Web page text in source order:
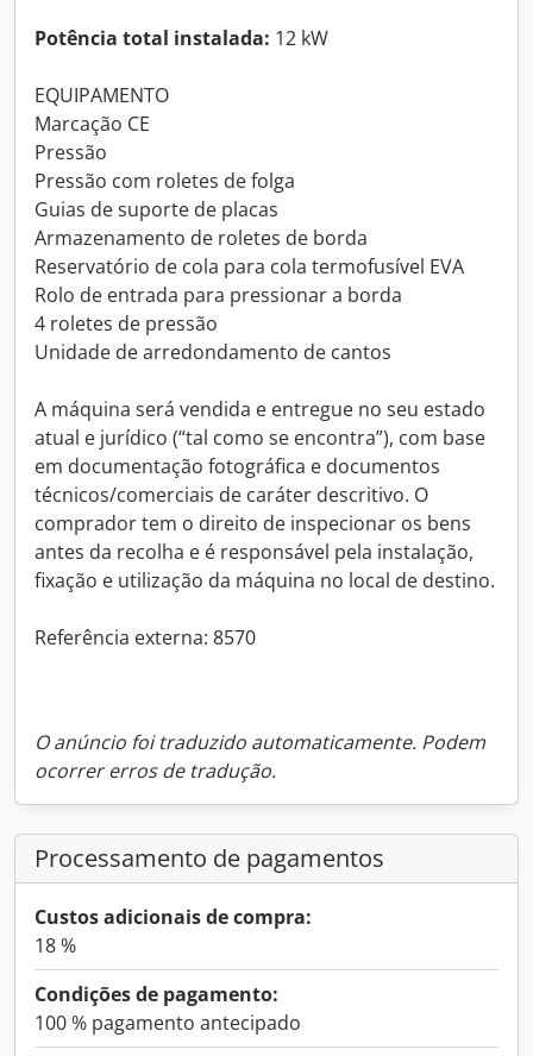
Potência total instalada: 12 kW
EQUIPAMENTO
Marcação CE
Pressão
Pressão com roletes de folga
Guias de suporte de placas
Armazenamento de roletes de borda
Reservatório de cola para cola termofusível EVA
Rolo de entrada para pressionar a borda
4 roletes de pressão
Unidade de arredondamento de cantos
A máquina será vendida e entregue no seu estado
atual e jurídico (“tal como se encontra”), com base
em documentação fotográfica e documentos
técnicos/comerciais de caráter descritivo. O
comprador tem o direito de inspecionar os bens
antes da recolha e é responsável pela instalação,
fixação e utilização da máquina no local de destino.
Referência externa: 8570
O anúncio foi traduzido automaticamente. Podem
ocorrer erros de tradução.
Processamento de pagamentos
Custos adicionais de compra:
18 %
Condições de pagamento:
100 % pagamento antecipado